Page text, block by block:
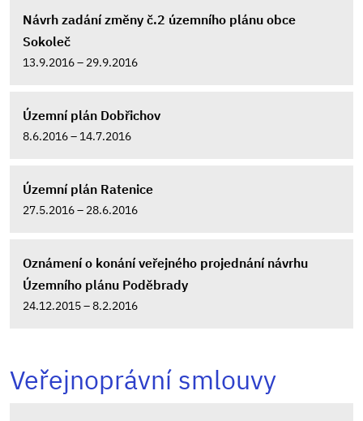
Návrh zadání změny č.2 územního plánu obce
Sokoleč
13.9.2016 – 29.9.2016
Územní plán Dobřichov
8.6.2016 – 14.7.2016
Územní plán Ratenice
27.5.2016 – 28.6.2016
Oznámení o konání veřejného projednání návrhu
Územního plánu Poděbrady
24.12.2015 – 8.2.2016
Veřejnoprávní smlouvy